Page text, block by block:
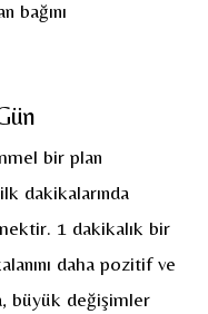
bağını
bir plan
dakikalarında
1 dakikalık bir
daha pozitif ve
büyük değişimler